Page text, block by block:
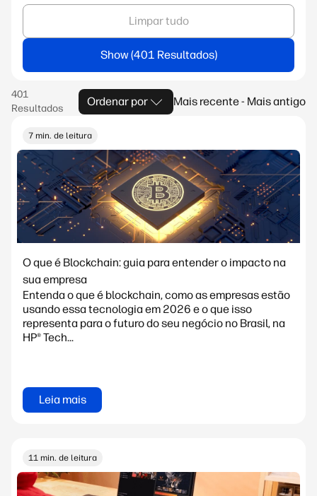
Limpar tudo
Show
Ordenar por Mais recente - Mais antigo
7 min. de leitura
O que é Blockchain: guia para entender o impacto na
sua empresa
Entenda o que é blockchain, como as empresas estão
usando essa tecnologia em 2026 e o que isso
representa para o futuro do seu negócio no Brasil, na
HP® Tech...
Leia mais
11 min. de leitura